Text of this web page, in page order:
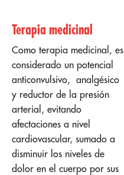
Terapia medicinal
Como terapia medicinal, es
considerado un potencial
anticonvulsivo, analgésico
y reductor de la presión
arterial, evitando
afectaciones a nivel
cardiovascular, sumado a
disminuir los niveles de
dolor en el cuerpo por sus